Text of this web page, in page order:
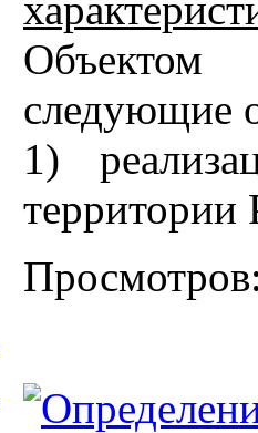
Объектом
следующие
1)
территории